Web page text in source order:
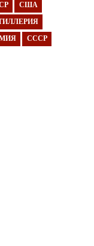
США
СССР